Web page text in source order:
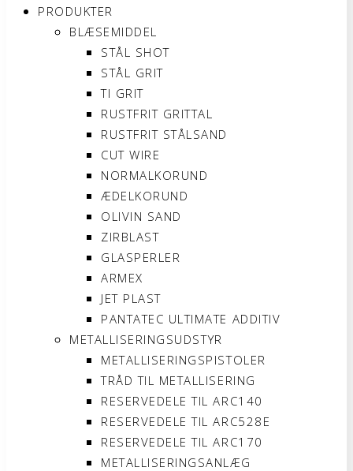
PRODUKTER
BLÆSEMIDDEL
STÅL SHOT
STÅL GRIT
TI GRIT
RUSTFRIT GRITTAL
RUSTFRIT STÅLSAND
CUT WIRE
NORMALKORUND
ÆDELKORUND
OLIVIN SAND
ZIRBLAST
GLASPERLER
ARMEX
JET PLAST
PANTATEC ULTIMATE ADDITIV
METALLISERINGSUDSTYR
METALLISERINGSPISTOLER
TRÅD TIL METALLISERING
RESERVEDELE TIL ARC140
RESERVEDELE TIL ARC528E
RESERVEDELE TIL ARC170
METALLISERINGSANLÆG